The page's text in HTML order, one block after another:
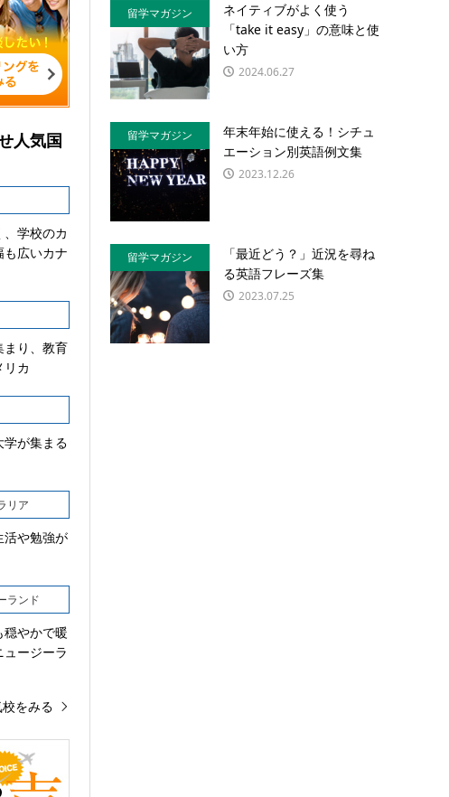
人気国
学校のカ
も広いカナ
まり、教育
リカ
学が集まる
リア
活や勉強が
ランド
穏やかで暖
ージーラ
をみる
留学マガジン
ネイティブがよく使う
「take it easy」の意味と使
い方
2024.06.27
留学マガジン
年末年始に使える！シチュ
エーション別英語例文集
2023.12.26
留学マガジン
「最近どう？」近況を尋ね
る英語フレーズ集
2023.07.25